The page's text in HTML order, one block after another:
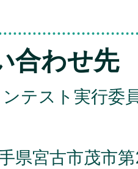
合わせ先
テスト実行委
県宮古市茂市